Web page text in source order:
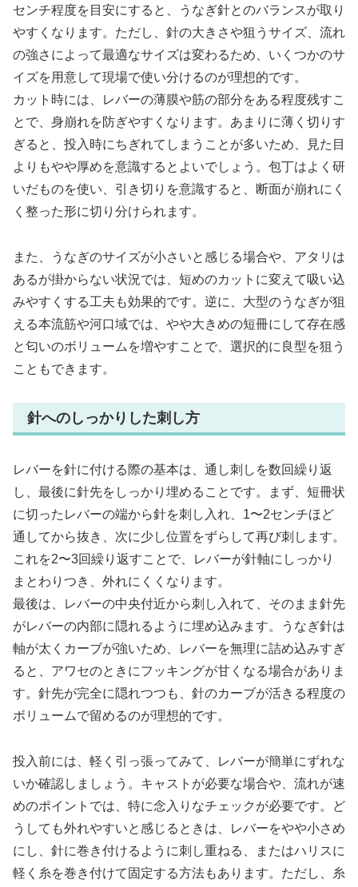
センチ程度を目安にすると、うなぎ針とのバランスが取り
やすくなります。ただし、針の大きさや狙うサイズ、流れ
の強さによって最適なサイズは変わるため、いくつかのサ
イズを用意して現場で使い分けるのが理想的です。
カット時には、レバーの薄膜や筋の部分をある程度残すこ
とで、身崩れを防ぎやすくなります。あまりに薄く切りす
ぎると、投入時にちぎれてしまうことが多いため、見た目
よりもやや厚めを意識するとよいでしょう。包丁はよく研
いだものを使い、引き切りを意識すると、断面が崩れにく
く整った形に切り分けられます。
また、うなぎのサイズが小さいと感じる場合や、アタリは
あるが掛からない状況では、短めのカットに変えて吸い込
みやすくする工夫も効果的です。逆に、大型のうなぎが狙
える本流筋や河口域では、やや大きめの短冊にして存在感
と匂いのボリュームを増やすことで、選択的に良型を狙う
こともできます。
針へのしっかりした刺し方
レバーを針に付ける際の基本は、通し刺しを数回繰り返
し、最後に針先をしっかり埋めることです。まず、短冊状
に切ったレバーの端から針を刺し入れ、1〜2センチほど
通してから抜き、次に少し位置をずらして再び刺します。
これを2〜3回繰り返すことで、レバーが針軸にしっかり
まとわりつき、外れにくくなります。
最後は、レバーの中央付近から刺し入れて、そのまま針先
がレバーの内部に隠れるように埋め込みます。うなぎ針は
軸が太くカーブが強いため、レバーを無理に詰め込みすぎ
ると、アワセのときにフッキングが甘くなる場合がありま
す。針先が完全に隠れつつも、針のカーブが活きる程度の
ボリュームで留めるのが理想的です。
投入前には、軽く引っ張ってみて、レバーが簡単にずれな
いか確認しましょう。キャストが必要な場合や、流れが速
めのポイントでは、特に念入りなチェックが必要です。ど
うしても外れやすいと感じるときは、レバーをやや小さめ
にし、針に巻き付けるように刺し重ねる、またはハリスに
軽く糸を巻き付けて固定する方法もあります。ただし、糸